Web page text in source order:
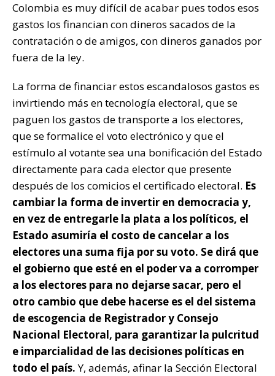
Colombia es muy difícil de acabar pues todos esos
gastos los financian con dineros sacados de la
contratación o de amigos, con dineros ganados por
fuera de la ley.
La forma de financiar estos escandalosos gastos es
invirtiendo más en tecnología electoral, que se
paguen los gastos de transporte a los electores,
que se formalice el voto electrónico y que el
estímulo al votante sea una bonificación del Estado
directamente para cada elector que presente
después de los comicios el certificado electoral. Es
cambiar la forma de invertir en democracia y,
en vez de entregarle la plata a los políticos, el
Estado asumiría el costo de cancelar a los
electores una suma fija por su voto. Se dirá que
el gobierno que esté en el poder va a corromper
a los electores para no dejarse sacar, pero el
otro cambio que debe hacerse es el del sistema
de escogencia de Registrador y Consejo
Nacional Electoral, para garantizar la pulcritud
e imparcialidad de las decisiones políticas en
todo el país.Y, además, afinar la Sección Electoral